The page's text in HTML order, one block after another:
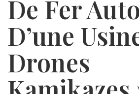
De Fer
D’une
Drones